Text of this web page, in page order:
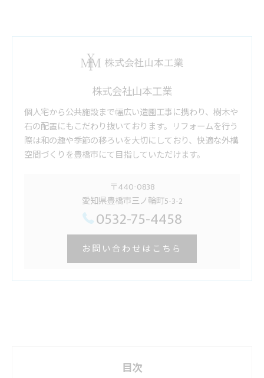
株式会社山本工業
個人宅から公共施設まで幅広い造園工事に携わり、樹木や
石の配置にもこだわり抜いております。リフォームを行う
際は和の趣や季節の移ろいを大切にしており、快適な外構
空間づくりを豊橋市にて目指していただけます。
〒440-0838
愛知県豊橋市三ノ輪町5-3-2
0532-75-4458
お問い合わせはこちら
目次